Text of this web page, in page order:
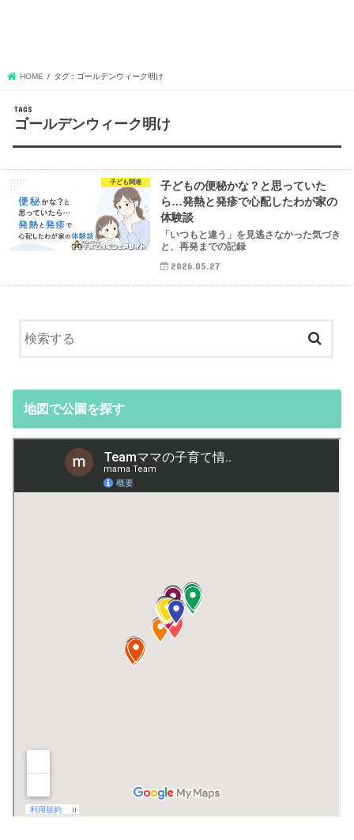
HOME タグ : ゴールデンウィーク明け
ゴールデンウィーク明け
子ども関連
子どもの便秘かな？と思っていた
ら…発熱と発疹で心配したわが家の
体験談
「いつもと違う」を見逃さなかった気づき
と、再発までの記録
2026.05.27
地図で公園を探す